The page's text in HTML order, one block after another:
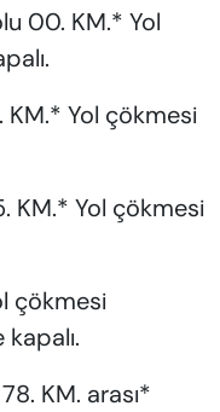
00. KM.* Yol
KM.* Yol çökmesi
KM.* Yol çökmesi
çökmesi
KM. arası*